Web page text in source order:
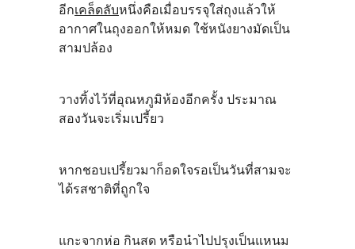
อีกเคล็ดลับหนึ่งคือเมื่อบรรจุใส่ถุงแล้วให้
อากาศในถุงออกให้หมด ใช้หนังยางมัดเป็น
สามปล้อง
วางทิ้งไว้ที่อุณหภูมิห้องอีกครั้ง ประมาณ
สองวันจะเริ่มเปรี้ยว
หากชอบเปรี้ยวมาก็อดใจรอเป็นวันที่สามจะ
ได้รสชาติที่ถูกใจ
แกะจากห่อ กินสด หรือนำไปปรุงเป็นแหนม